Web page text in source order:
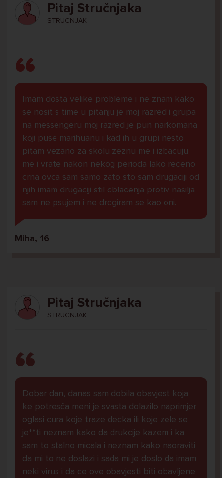
Pitaj Stručnjaka
STRUCNJAK
Imam dosta velike probleme i ne znam kako
se nosit s time u pitanju je moj razred i grupa
na messengeru moj razred je pun narkomana
koji puse marihuanu i kad ih u grupi nesto
pitam vezano za skolu zeznu me i izbacuju
me i vrate nakon nekog perioda lako receno
crna ovca sam samo zato sto sam drugaciji od
njih imam drugaciji stil oblacenja protiv nasilja
sam ne psujem i ne drogiram se kao oni.
Miha, 16
Pitaj Stručnjaka
STRUCNJAK
Dobar dan, danas sam dobila obavjest koja
ke potresča meni je svasta dolazilo naprimjer
oglasi cura koje traze decka ili koje zele se
je**ti neznam kako da drukcije kazem i ka
sam to stalno micala i neznam kako naoraviti
da mi to ne doslazi i sada mi je doslo da imam
neki virus i da ce ove obavjesti biti obavljene